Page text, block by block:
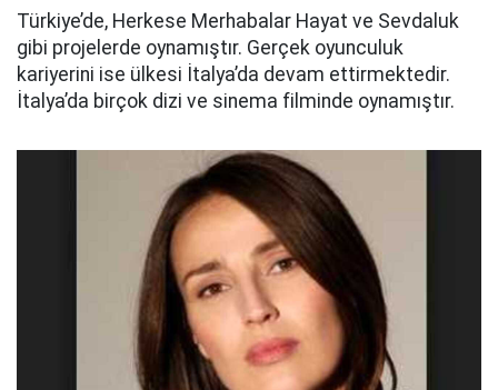
Türkiye’de, Herkese Merhabalar Hayat ve Sevdaluk
gibi projelerde oynamıştır. Gerçek oyunculuk
kariyerini ise ülkesi İtalya’da devam ettirmektedir.
İtalya’da birçok dizi ve sinema filminde oynamıştır.